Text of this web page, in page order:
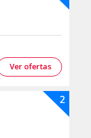
Ver ofertas
2